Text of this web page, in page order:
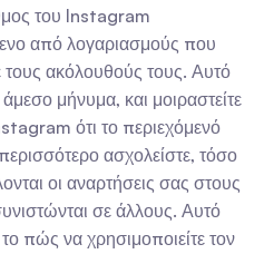
του Instagram
από λογαριασμούς που
τους ακόλουθούς τους. Αυτό
μήνυμα, και μοιραστείτε
ότι το περιεχόμενό
ασχολείστε, τόσο
οι αναρτήσεις σας στους
σε άλλους. Αυτό
πώς να χρησιμοποιείτε τον